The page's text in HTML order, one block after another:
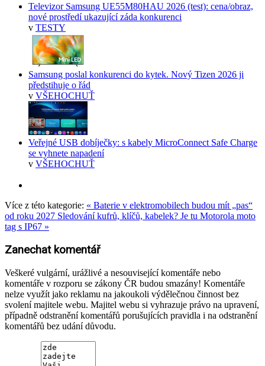
Televizor Samsung UE55M80HAU 2026 (test): cena/obraz,
nové prostředí ukazující záda konkurenci
v TESTY
Samsung poslal konkurenci do kytek. Nový Tizen 2026 ji
předstihuje o řád
v VŠEHOCHUŤ
Veřejné USB dobíječky: s kabely MicroConnect Safe Charge
se vyhnete napadení
v VŠEHOCHUŤ
Více z této kategorie: « Baterie v elektromobilech budou mít „pas“
od roku 2027 Sledování kufrů, klíčů, kabelek? Je tu Motorola moto
tag s IP67 »
Zanechat komentář
Veškeré vulgární, urážlivé a nesouvisející komentáře nebo
komentáře v rozporu se zákony ČR budou smazány! Komentáře
nelze využít jako reklamu na jakoukoli výdělečnou činnost bez
svolení majitele webu. Majitel webu si vyhrazuje právo na upravení,
případně odstranění komentářů porušujících pravidla i na odstranění
komentářů bez udání důvodu.